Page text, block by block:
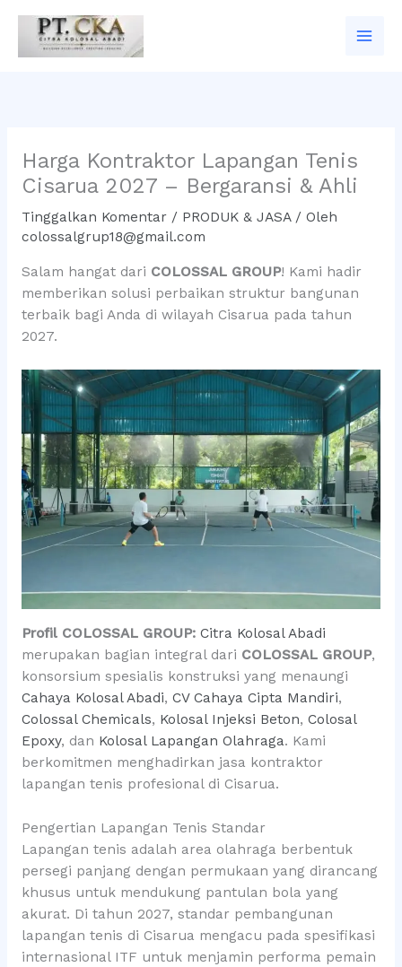
konten
Harga Kontraktor Lapangan Tenis
Cisarua 2027 – Bergaransi & Ahli
Tinggalkan Komentar / PRODUK & JASA/ Oleh
colossalgrup18@gmail.com
Salam hangat dari COLOSSAL GROUP! Kami hadir
memberikan solusi perbaikan struktur bangunan
terbaik bagi Anda di wilayah Cisarua pada tahun
2027.
Profil COLOSSAL GROUP: Citra Kolosal Abadi
merupakan bagian integral dari COLOSSAL GROUP,
konsorsium spesialis konstruksi yang menaungi
Cahaya Kolosal Abadi, CV Cahaya Cipta Mandiri,
Colossal Chemicals, Kolosal Injeksi Beton, Colosal
Epoxy, dan Kolosal Lapangan Olahraga. Kami
berkomitmen menghadirkan jasa kontraktor
lapangan tenis profesional di Cisarua.
Pengertian Lapangan Tenis Standar
Lapangan tenis adalah area olahraga berbentuk
persegi panjang dengan permukaan yang dirancang
khusus untuk mendukung pantulan bola yang
akurat. Di tahun 2027, standar pembangunan
lapangan tenis di Cisarua mengacu pada spesifikasi
internasional ITF untuk menjamin performa pemain